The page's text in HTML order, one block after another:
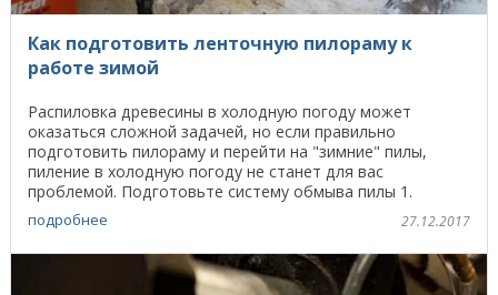
Как подготовить ленточную пилораму к
работе зимой
Распиловка древесины в холодную погоду может
оказаться сложной задачей, но если правильно
подготовить пилораму и перейти на "зимние" пилы,
пиление в холодную погоду не станет для вас
проблемой. Подготовьте систему обмыва пилы 1.
Снимите резервуар ...
подробнее 27.12.2017